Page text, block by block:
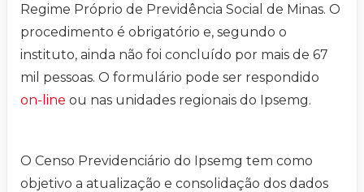
Regime Próprio de Previdência Social de Minas. O
procedimento é obrigatório e, segundo o
instituto, ainda não foi concluído por mais de 67
mil pessoas. O formulário pode ser respondido
on-line ou nas unidades regionais do Ipsemg.
O Censo Previdenciário do Ipsemg tem como
objetivo a atualização e consolidação dos dados